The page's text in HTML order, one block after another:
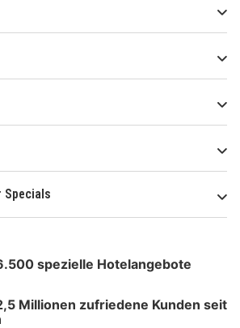
Specials
spezielle Hotelangebote
Millionen zufriedene Kunden seit